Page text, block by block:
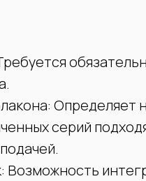
Определяет
серий
Возможность